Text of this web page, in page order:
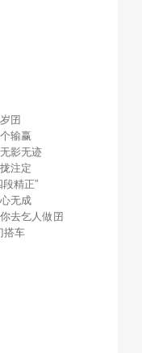
囝
输赢
影无迹
注定
精正”
无成
去乞人做囝
搭车